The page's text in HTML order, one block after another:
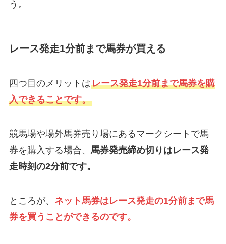
う。
レース発走1分前まで馬券が買える
四つ目のメリットはレース発走1分前まで馬券を購
入できることです。
競馬場や場外馬券売り場にあるマークシートで馬
券を購入する場合、 馬券発売締め切りはレース発
走時刻の2分前です。
ところが、 ネット馬券はレース発走の1分前まで馬
券を買うことができるのです。